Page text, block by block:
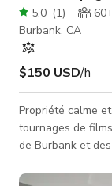
5.0 (1) 60+
Burbank, CA
$150 USD/h
Propriété calme
tournages de
de Burbank et
d'emplacements